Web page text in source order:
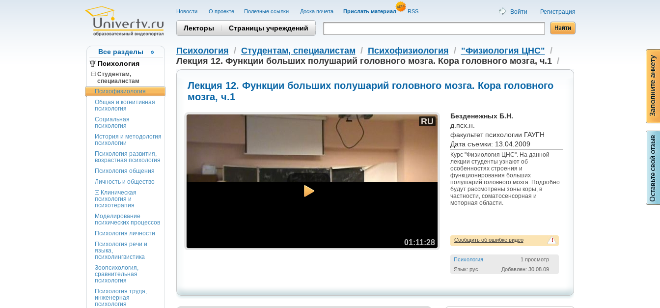
Все разделы
Психология
Студентам,
cпециалистам
Психофизиология
Общая и когнитивная
психология
Социальная
психология
История и методология
психологии
Психология развития,
возрастная психология
Психология общения
Личность и общество
Клиническая
психология и
психотерапия
Моделирование
психических процессов
Психология личности
Психология речи и
языка,
психолингвистика
Зоопсихология,
сравнительная
психология
Психология труда,
инженерная
психология
Новости О проекте Полезные cсылки Доска почета Прислать материал RSS Войти Регистрация
Лекторы Страницы учреждений
Психология / Студентам, cпециалистам / Психофизиология / "Физиология ЦНС" /
Лекция 12. Функции больших полушарий головного мозга. Кора головного мозга, ч.1/
Лекция 12. Функции больших полушарий головного мозга. Кора головного
мозга, ч.1
RU
01:11:28
Безденежных Б.Н.
д.псх.н.
факультет психологии ГАУГН
Дата съемки: 13.04.2009
Курс "Физиология ЦНС". На данной
лекции студенты узнают об
особенностях строения и
функционирования больших
полушарий головного мозга. Подробно
будут рассмотрены зоны коры, в
частности, соматосенсорная и
моторная области.
!
Сообщить об ошибке видео
Психология
1 просмотр
Язык: рус.
Добавлен: 30.08.09